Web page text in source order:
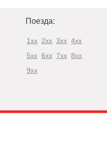
Поезда:
1xx 2xx 3xx 4xx
5xx 6xx 7xx 8xx
9xx